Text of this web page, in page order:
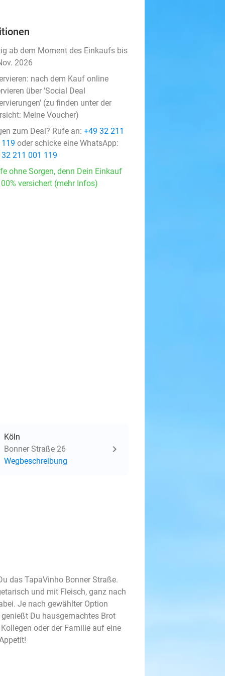
ab dem Moment des Einkaufs bis
2026
nach dem Kauf online
über 'Social Deal
(zu finden unter der
Meine Voucher)
zum Deal? Rufe an: +49 32 211
oder schicke eine WhatsApp:
211 001 119
ohne Sorgen, denn Dein Einkauf
versichert (mehr Infos)
Köln
Bonner Straße 26
Wegbeschreibung
das TapaVinho Bonner Straße.
und mit Fleisch, ganz nach
Je nach gewählter Option
Du hausgemachtes Brot
oder der Familie auf eine